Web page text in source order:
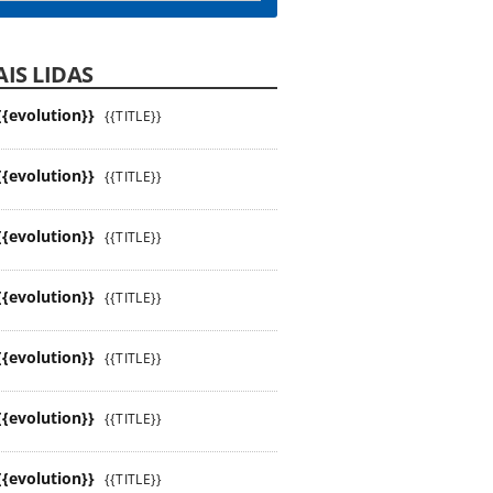
LIDAS
{{TITLE}}
{{TITLE}}
{{TITLE}}
{{TITLE}}
{{TITLE}}
{{TITLE}}
{{TITLE}}